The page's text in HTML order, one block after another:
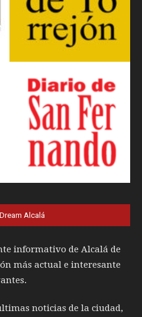
Alcalá
informativo de Alcalá de
más actual e interesante
noticias de la ciudad,